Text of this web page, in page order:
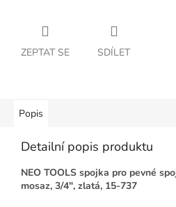
ZEPTAT SE SDÍLET
Popis
Detailní popis produktu
NEO TOOLS spojka pro pevné
mosaz, 3/4", zlatá, 15-737